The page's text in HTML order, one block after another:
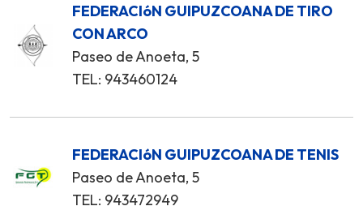
FEDERACIóN GUIPUZCOANA DE TIRO
CON ARCO
Paseo de Anoeta, 5
TEL: 943460124
FEDERACIóN GUIPUZCOANA DE TENIS
Paseo de Anoeta, 5
TEL: 943472949